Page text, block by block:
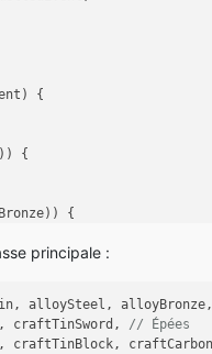
{
{
{
{
principale :
alloySteel,
craftTinSword, // Épées